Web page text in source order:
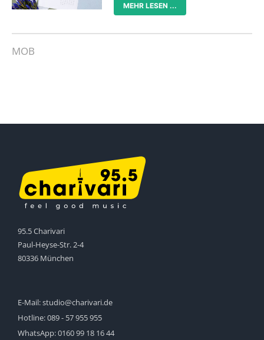
MEHR LESEN ...
MOB
95.5 Charivari
Paul-Heyse-Str. 2-4
80336 München
E-Mail:studio@charivari.de
Hotline:089 - 57 955 955
WhatsApp:0160 99 18 16 44